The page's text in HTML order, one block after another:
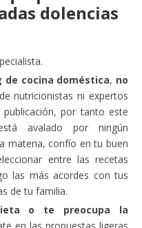
dolencias
de cocina doméstica, no
nutricionistas ni expertos
por tanto este
avalado por ningún
materia, confío en tu buen
entre las recetas
las más acordes con tus
de tu familia.
o te preocupa la
en las propuestas ligeras